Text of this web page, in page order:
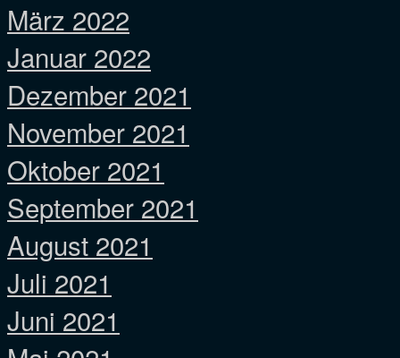
März 2022
Januar 2022
Dezember 2021
November 2021
Oktober 2021
September 2021
August 2021
Juli 2021
Juni 2021